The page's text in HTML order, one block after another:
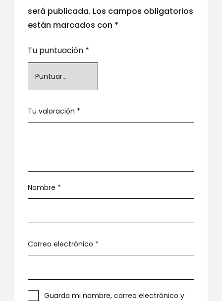
será publicada. Los campos obligatorios
están marcados con *
Tu puntuación *
Tu valoración *
Nombre *
Correo electrónico *
Guarda mi nombre, correo electrónico y